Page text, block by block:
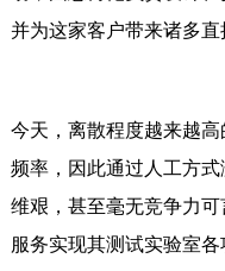
并为这家客户带来诸多直
今天，离散程度越来越
频率，因此通过人工方
维艰，甚至毫无竞争力
服务实现其测试实验室